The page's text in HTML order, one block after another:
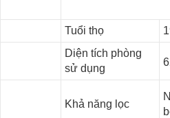
Tuổi thọ
Diện tích phòng
sử dụng
Khả năng lọc